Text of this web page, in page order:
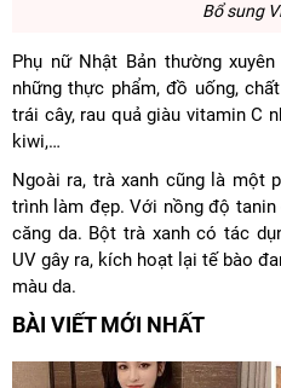
Bổ sung
Phụ nữ Nhật Bản thường
những thực phẩm, đồ uống,
trái cây, rau quả giàu vitamin C
kiwi,…
Ngoài ra, trà xanh cũng là một
trình làm đẹp. Với nồng độ
căng da. Bột trà xanh có tác
UV gây ra, kích hoạt lại tế bào
màu da.
BÀI VIẾT MỚI NHẤT